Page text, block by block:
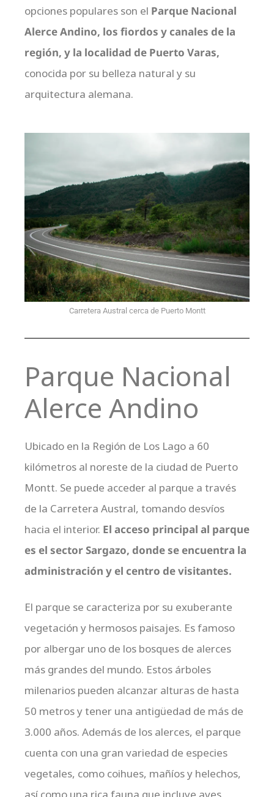
opciones populares son el Parque Nacional
Alerce Andino, los fiordos y canales de la
región, y la localidad de Puerto Varas,
conocida por su belleza natural y su
arquitectura alemana.
Carretera Austral cerca de Puerto Montt
Parque Nacional
Alerce Andino
Ubicado en la Región de Los Lago a 60
kilómetros al noreste de la ciudad de Puerto
Montt. Se puede acceder al parque a través
de la Carretera Austral, tomando desvíos
hacia el interior. El acceso principal al parque
es el sector Sargazo, donde se encuentra la
administración y el centro de visitantes.
El parque se caracteriza por su exuberante
vegetación y hermosos paisajes. Es famoso
por albergar uno de los bosques de alerces
más grandes del mundo. Estos árboles
milenarios pueden alcanzar alturas de hasta
50 metros y tener una antigüedad de más de
3.000 años. Además de los alerces, el parque
cuenta con una gran variedad de especies
vegetales, como coihues, mañíos y helechos,